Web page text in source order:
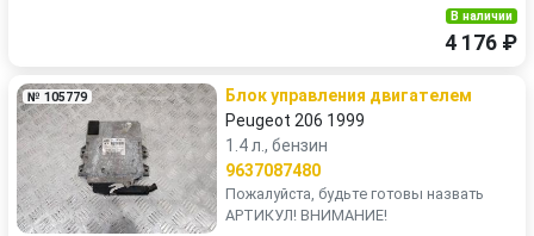
В наличии
4 176 ₽
№ 105779
Блок управления двигателем
Peugeot 206 1999
1.4 л., бензин
9637087480
Пожалуйста, будьте готовы назвать
АРТИКУЛ! ВНИМАНИЕ!